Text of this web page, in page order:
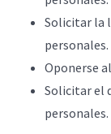
Solicitar la
personales.
Oponerse
Solicitar el
personales.